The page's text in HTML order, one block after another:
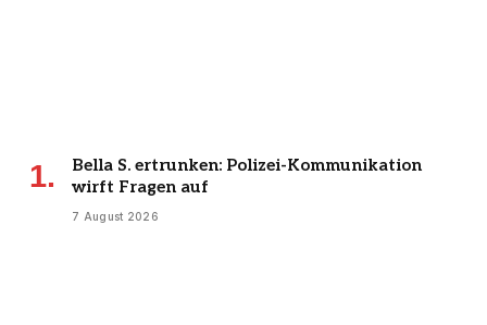
Bella S. ertrunken: Polizei-Kommunikation
wirft Fragen auf
7 August 2026